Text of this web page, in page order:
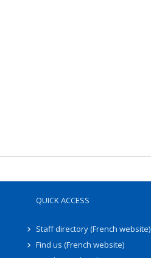
QUICK ACCESS
Staff directory (French website)
Find us (French website)